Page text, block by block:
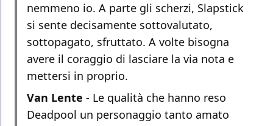
nemmeno io. A parte gli scherzi, Slapstick
si sente decisamente sottovalutato,
sottopagato, sfruttato. A volte bisogna
avere il coraggio di lasciare la via nota e
mettersi in proprio.
Van Lente - Le qualità che hanno reso
Deadpool un personaggio tanto amato